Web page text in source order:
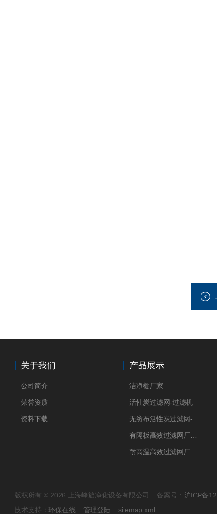
关于我们
公司简介
荣誉资质
资料下载
产品展示
洁净棚厂家
活性炭过滤网-过滤机
版权所有 © 2026 上海峰旋净化设备有限公司 备案号： 沪ICP备
技术支持： 环保在线 管理登陆 sitemap.xml